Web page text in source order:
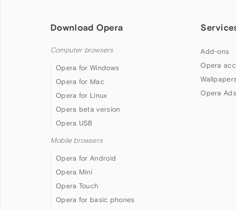
Download Opera
Computer browsers
Opera for Windows
Opera for Mac
Opera for Linux
Opera beta version
Opera USB
Mobile browsers
Opera for Android
Opera Mini
Opera Touch
Opera for basic phones
Add-ons
Opera
Opera Ads